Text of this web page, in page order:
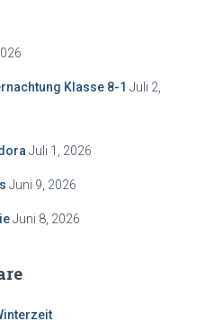
Klasse 8-1 Juli 2,
Juli 1, 2026
Juni 9, 2026
Juni 8, 2026